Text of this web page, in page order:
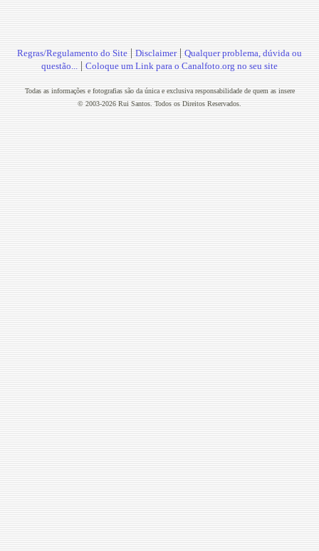
Regras/Regulamento do Site | Disclaimer| Qualquer problema, dúvida ou
questão... | Coloque um Link para o Canalfoto.org no seu site
Todas as informações e fotografias são da única e exclusiva responsabilidade de quem as insere
© 2003-2026 Rui Santos. Todos os Direitos Reservados.